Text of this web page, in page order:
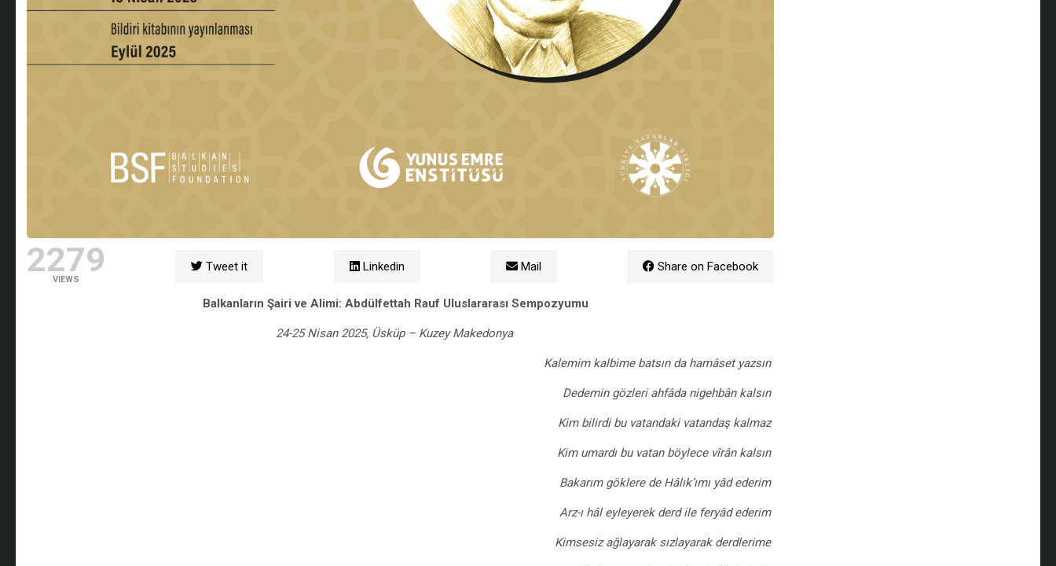
2279
VIEWS
Tweet it Linkedin Mail Share on Facebook
Balkanların Şairi ve Alimi: Abdülfettah Rauf Uluslararası Sempozyumu
24-25 Nisan 2025, Üsküp – Kuzey Makedonya
Kalemim kalbime batsın da hamâset yazsın
Dedemin gözleri ahfâda nigehbân kalsın
Kim bilirdi bu vatandaki vatandaş kalmaz
Kim umardı bu vatan böylece vîrân kalsın
Bakarım göklere de Hâlık’ımı yâd ederim
Arz-ı hâl eyleyerek derd ile feryâd ederim
Kimsesiz ağlayarak sızlayarak derdlerime